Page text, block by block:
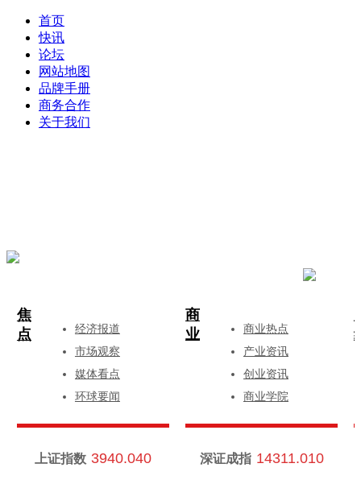
首页
快讯
论坛
网站地图
品牌手册
商务合作
关于我们
焦
点
经济报道
市场观察
媒体看点
环球要闻
商
业
商业热点
产业资讯
创业资讯
商业学院
上证指数 3940.040 深证成指 14311.010